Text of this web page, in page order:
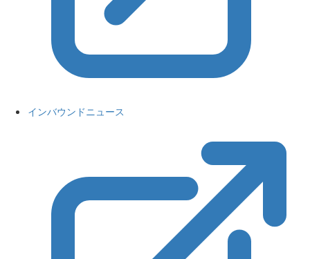
インバウンドニュース